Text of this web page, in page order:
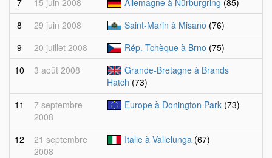
7
15 juin 2008 Allemagne à Nürburgring (85)
8
29 juin 2008 Saint-Marin à Misano (76)
9
20 juillet 2008 Rép. Tchèque à Brno (75)
10
3 août 2008
Grande-Bretagne à Brands
Hatch (73)
11
7 septembre
2008
Europe à Donington Park (73)
12
21 septembre
2008
Italie à Vallelunga (67)